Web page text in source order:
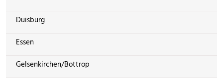
Duisburg
Essen
Gelsenkirchen/Bottrop